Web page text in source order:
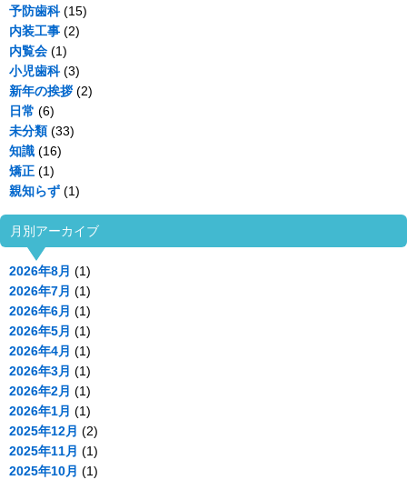
予防歯科(15)
内装工事 (2)
内覧会 (1)
小児歯科(3)
新年の挨拶 (2)
日常 (6)
未分類 (33)
知識 (16)
矯正 (1)
親知らず (1)
月別アーカイブ
2026年8月 (1)
2026年7月 (1)
2026年6月 (1)
2026年5月 (1)
2026年4月 (1)
2026年3月 (1)
2026年2月 (1)
2026年1月 (1)
2025年12月 (2)
2025年11月 (1)
2025年10月 (1)